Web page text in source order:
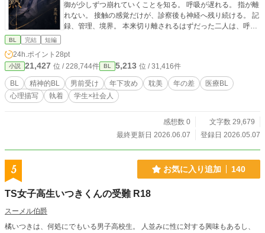
御が少しずつ崩れていくことを知る。 呼吸が遅れる。 指が離
れない。 接触の感覚だけが、診察後も神経へ残り続ける。 記
録、管理、境界。 本来切り離されるはずだった二人は、呼吸
く、ダーク寄りBL。全13話予定。
BL 完結 短編
24h.ポイント 28pt
小説 21,427 位 / 228,744件 BL 5,213 位 / 31,416件
BL 精神的BL 男前受け 年下攻め 耽美 年の差
医療BL
心理描写
執着 学生×社会人
感想数 0
文字数 29,679
最終更新日 2026.06.07
登録日 2026.05.07
5 お気に入り追加 140
TS女子高生いつきくんの受難 R18
スーメル伯爵
橘いつきは、何処にでもいる男子高校生。 人並みに性に対する興味もあるし、